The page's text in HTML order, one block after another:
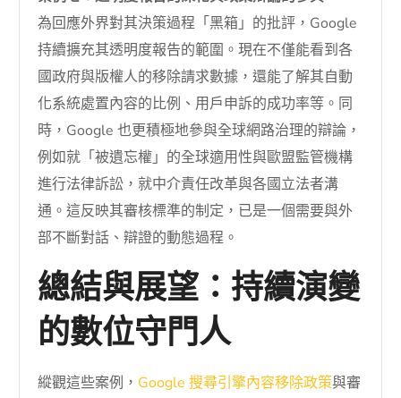
為回應外界對其決策過程「黑箱」的批評，Google
持續擴充其透明度報告的範圍。現在不僅能看到各
國政府與版權人的移除請求數據，還能了解其自動
化系統處置內容的比例、用戶申訴的成功率等。同
時，Google 也更積極地參與全球網路治理的辯論，
例如就「被遺忘權」的全球適用性與歐盟監管機構
進行法律訴訟，就中介責任改革與各國立法者溝
通。這反映其審核標準的制定，已是一個需要與外
部不斷對話、辯證的動態過程。
總結與展望：持續演變
的數位守門人
縱觀這些案例， Google 搜尋引擎內容移除政策與審